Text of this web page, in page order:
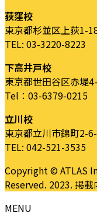
荻窪校
東京都杉並区上荻1-
TEL: 03-3220-8223
下高井戸校
東京都世田谷区赤堤
Tel：03-6379-0215
立川校
東京都立川市錦町2-
TEL: 042-521-3535
Copyright © ATLAS
Reserved. 2023. 掲載
MENU